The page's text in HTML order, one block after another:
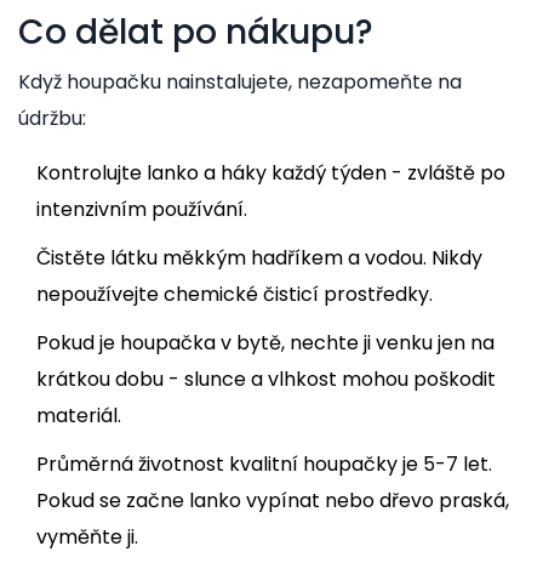
Co dělat po nákupu?
Když houpačku nainstalujete, nezapomeňte na
údržbu:
Kontrolujte lanko a háky každý týden - zvláště po
intenzivním používání.
Čistěte látku měkkým hadříkem a vodou. Nikdy
nepoužívejte chemické čisticí prostředky.
Pokud je houpačka v bytě, nechte ji venku jen na
krátkou dobu - slunce a vlhkost mohou poškodit
materiál.
Průměrná životnost kvalitní houpačky je 5-7 let.
Pokud se začne lanko vypínat nebo dřevo praská,
vyměňte ji.